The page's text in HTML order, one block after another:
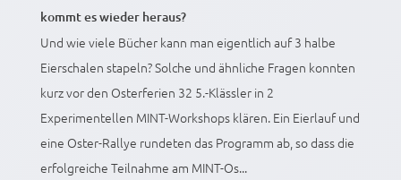
kommt es wieder heraus?
Und wie viele Bücher kann man eigentlich auf 3 halbe
Eierschalen stapeln? Solche und ähnliche Fragen konnten
kurz vor den Osterferien 32 5.-Klässler in 2
Experimentellen MINT-Workshops klären. Ein Eierlauf und
eine Oster-Rallye rundeten das Programm ab, so dass die
erfolgreiche Teilnahme am MINT-Os...